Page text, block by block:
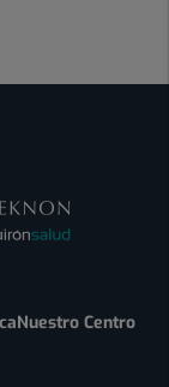
Nuestro Centro